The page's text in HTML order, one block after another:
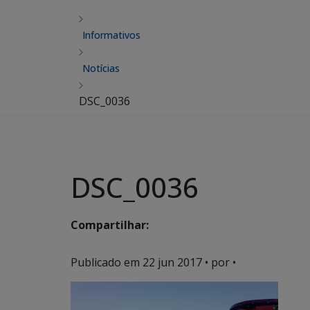
Informativos
Notícias
DSC_0036
DSC_0036
Compartilhar:
Publicado em 22 jun 2017 • por •